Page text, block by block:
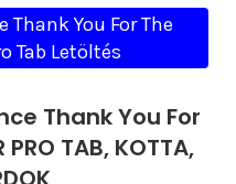
Thank You For The
Tab Letöltés
Thank You For
TAB, KOTTA,